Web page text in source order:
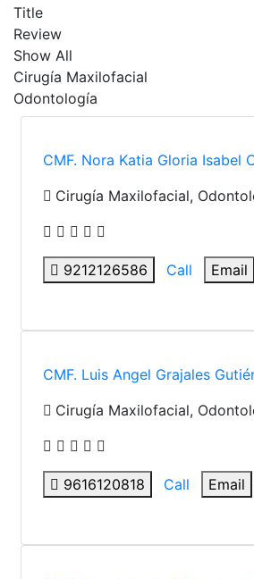
Title
Review
Show All
Cirugía Maxilofacial
Odontología
CMF. Nora Katia Gloria Isabel
Cirugía Maxilofacial,
9212126586 Call Email
CMF. Luis Angel Grajales
Cirugía Maxilofacial,
9616120818 Call Email